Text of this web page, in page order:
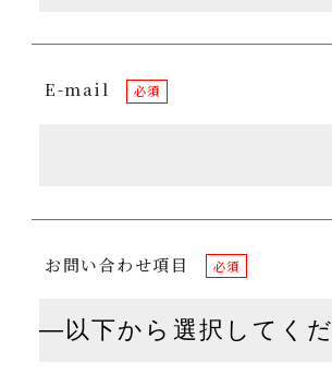
E-mail 必須
お問い合わせ項目 必須